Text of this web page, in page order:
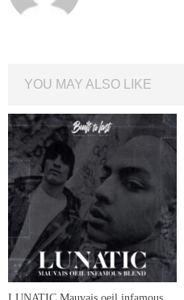
YOU MAY ALSO LIKE